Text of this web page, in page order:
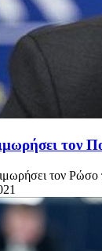
τον
τον Ρώσο